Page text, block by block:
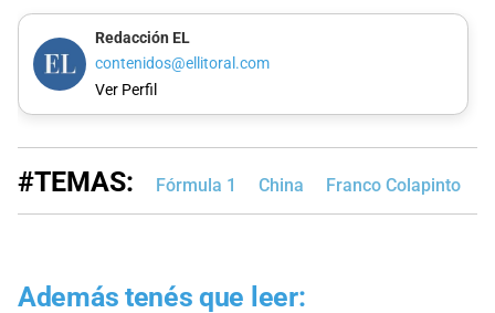
Redacción EL
contenidos@ellitoral.com
Ver Perfil
#TEMAS: Fórmula 1 China Franco Colapinto
Además tenés que leer: